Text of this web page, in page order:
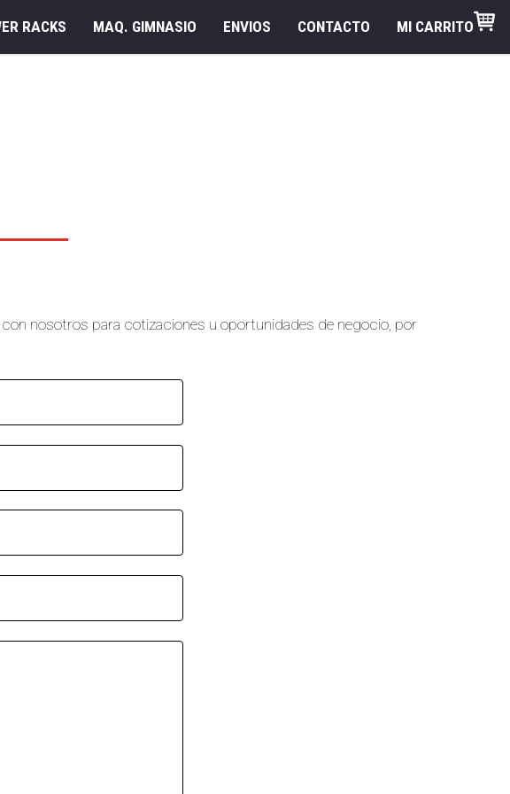
RACKS MAQ. GIMNASIO ENVIOS CONTACTO MI CARRITO
nosotros para cotizaciones u oportunidades de negocio, por